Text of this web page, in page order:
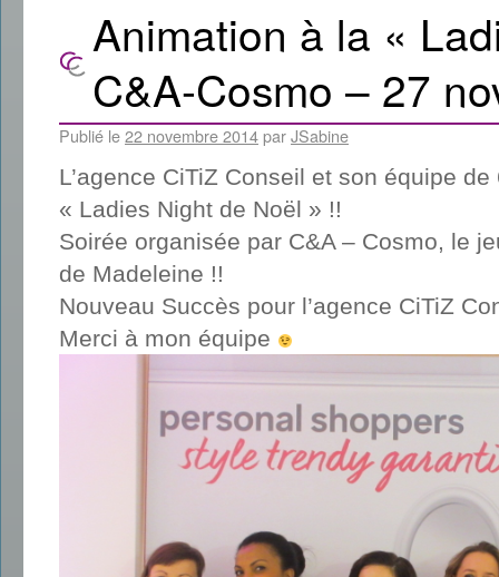
Animation à la «
C&A-Cosmo – 27
Publié le22 novembre 2014parJSabine
L’agence CiTiZ Conseil et son équipe
« Ladies Night de Noël » !!
Soirée organisée par C&A – Cosmo, le
de Madeleine !!
Nouveau Succès pour l’agence CiTiZ
Merci à mon équipe